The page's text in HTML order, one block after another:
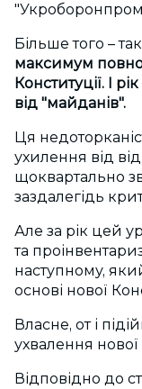
Більше того –
максимум
Конституції. І
від "майданів".
Ця
ухилення від
щоквартально
заздалегідь
Але за рік цей
та
наступному,
основі нової
Власне, от і
ухвалення нової
Відповідно до